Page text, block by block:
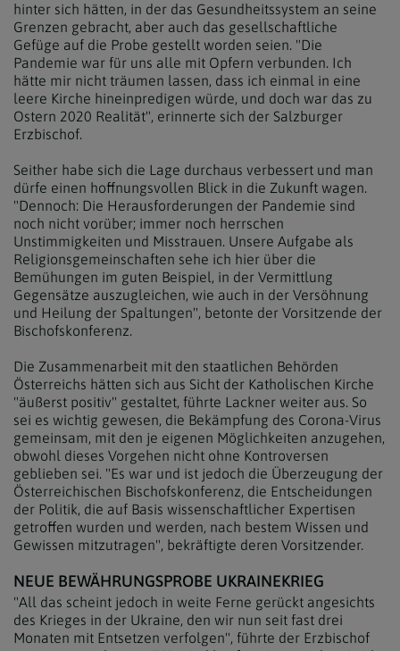
hinter sich hätten, in der das Gesundheitssystem an seine
Grenzen gebracht, aber auch das gesellschaftliche
Gefüge auf die Probe gestellt worden seien. "Die
Pandemie war für uns alle mit Opfern verbunden. Ich
hätte mir nicht träumen lassen, dass ich einmal in eine
leere Kirche hineinpredigen würde, und doch war das zu
Ostern 2020 Realität", erinnerte sich der Salzburger
Erzbischof.
Seither habe sich die Lage durchaus verbessert und man
dürfe einen hoffnungsvollen Blick in die Zukunft wagen.
"Dennoch: Die Herausforderungen der Pandemie sind
noch nicht vorüber; immer noch herrschen
Unstimmigkeiten und Misstrauen. Unsere Aufgabe als
Religionsgemeinschaften sehe ich hier über die
Bemühungen im guten Beispiel, in der Vermittlung
Gegensätze auszugleichen, wie auch in der Versöhnung
und Heilung der Spaltungen", betonte der Vorsitzende der
Bischofskonferenz.
Die Zusammenarbeit mit den staatlichen Behörden
Österreichs hätten sich aus Sicht der Katholischen Kirche
"äußerst positiv" gestaltet, führte Lackner weiter aus. So
sei es wichtig gewesen, die Bekämpfung des Corona-Virus
gemeinsam, mit den je eigenen Möglichkeiten anzugehen,
obwohl dieses Vorgehen nicht ohne Kontroversen
geblieben sei. "Es war und ist jedoch die Überzeugung der
Österreichischen Bischofskonferenz, die Entscheidungen
der Politik, die auf Basis wissenschaftlicher Expertisen
getroffen wurden und werden, nach bestem Wissen und
Gewissen mitzutragen", bekräftigte deren Vorsitzender.
NEUE BEWÄHRUNGSPROBE UKRAINEKRIEG
"All das scheint jedoch in weite Ferne gerückt angesichts
des Krieges in der Ukraine, den wir nun seit fast drei
Monaten mit Entsetzen verfolgen", führte der Erzbischof